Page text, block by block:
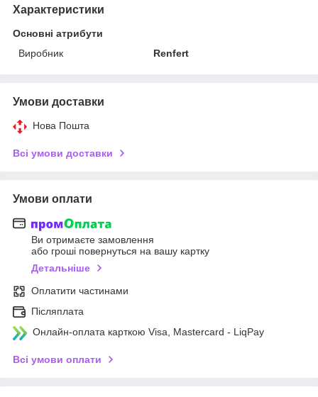
Характеристики
Основні атрибути
Виробник
Renfert
Умови доставки
Нова Пошта
Всі умови доставки
Умови оплати
Ви отримаєте замовлення
або гроші повернуться на вашу картку
Детальніше
Оплатити частинами
Післяплата
Онлайн-оплата карткою Visa, Mastercard - LiqPay
Всі умови оплати